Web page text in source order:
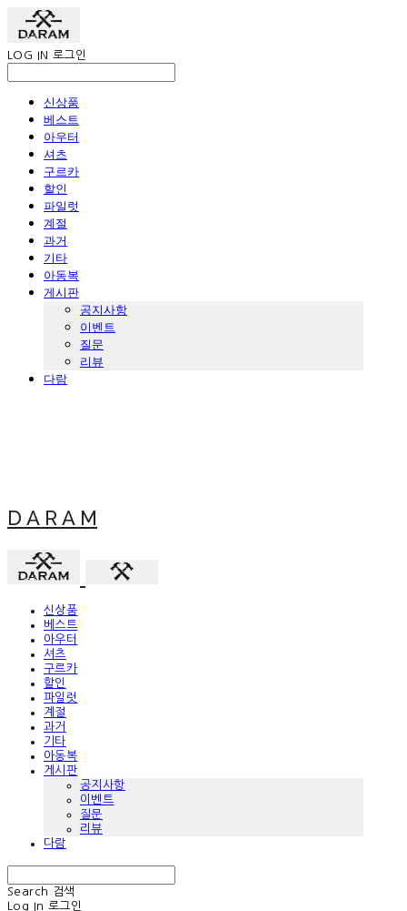
LOG IN 로그인
신상품
베스트
아우터
셔츠
구르카
할인
파일럿
계절
과거
기타
아동복
게시판
공지사항
이벤트
질문
리뷰
다람
D A R A M
신상품
베스트
아우터
셔츠
구르카
할인
파일럿
계절
과거
기타
아동복
게시판
공지사항
이벤트
질문
리뷰
다람
Search
검색
Log In 로그인